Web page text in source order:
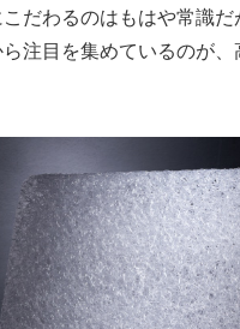
だわるのはもはや常識
注目を集めているのが、